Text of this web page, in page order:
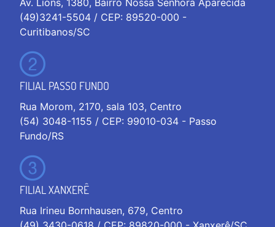
Av. Lions, 1380, Bairro Nossa Senhora Aparecida
(49)3241-5504 / CEP: 89520-000 -
Curitibanos/SC
FILIAL PASSO FUNDO
Rua Morom, 2170, sala 103, Centro
(54) 3048-1155 / CEP: 99010-034 - Passo
Fundo/RS
FILIAL XANXERÊ
Rua Irineu Bornhausen, 679, Centro